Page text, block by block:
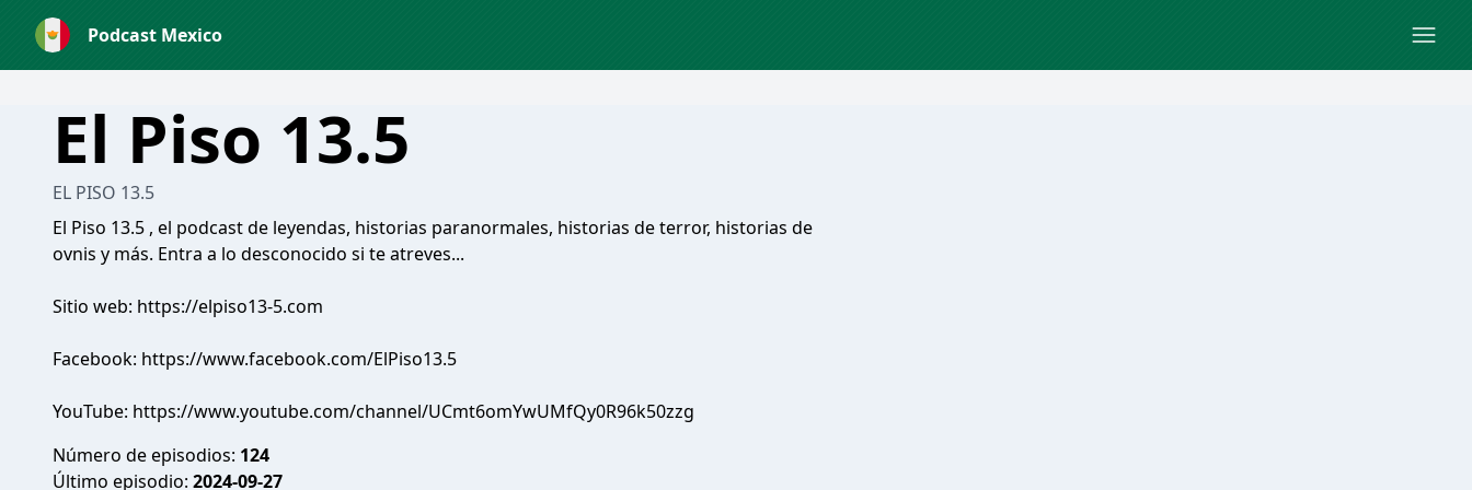
Podcast Mexico
El Piso 13.5
EL PISO 13.5
El Piso 13.5 , el podcast de leyendas, historias paranormales, historias de terror, historias de
ovnis y más. Entra a lo desconocido si te atreves...
Sitio web: https://elpiso13-5.com
Facebook: https://www.facebook.com/ElPiso13.5
YouTube: https://www.youtube.com/channel/UCmt6omYwUMfQy0R96k50zzg
Número de episodios: 124
Último episodio: 2024-09-27